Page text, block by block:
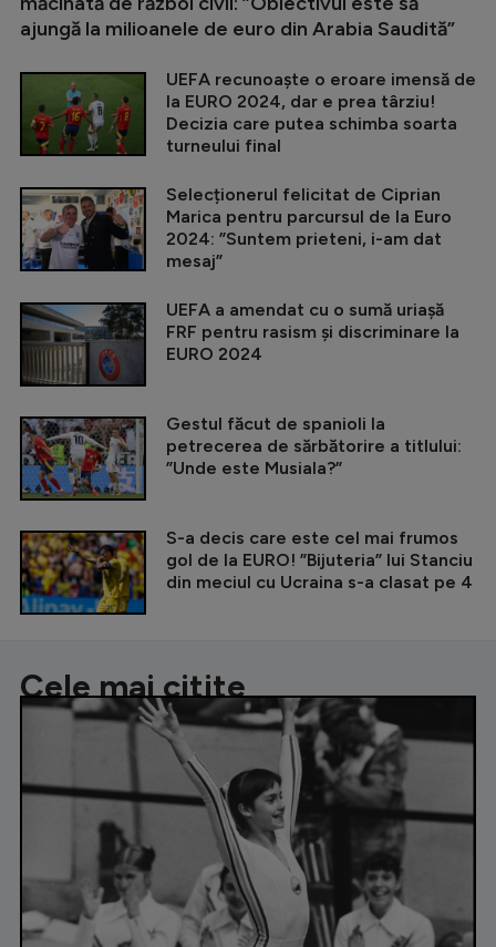
ajungă la milioanele de euro din Arabia Saudită”
UEFA recunoaște o eroare imensă de
la EURO 2024, dar e prea târziu!
Decizia care putea schimba soarta
turneului final
Selecționerul felicitat de Ciprian
Marica pentru parcursul de la Euro
2024: ”Suntem prieteni, i-am dat
mesaj”
UEFA a amendat cu o sumă uriașă
FRF pentru rasism și discriminare la
EURO 2024
Gestul făcut de spanioli la
petrecerea de sărbătorire a titlului:
”Unde este Musiala?”
S-a decis care este cel mai frumos
gol de la EURO! ”Bijuteria” lui Stanciu
din meciul cu Ucraina s-a clasat pe 4
Cele mai citite